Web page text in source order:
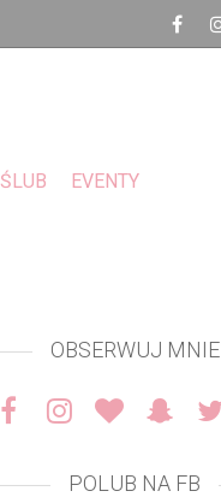
ŚLUB EVENTY
OBSERWUJ MNIE
POLUB NA FB